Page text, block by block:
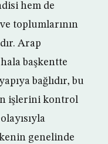
hem de
toplumlarının
Arap
başkentte
bağlıdır, bu
işlerini kontrol
genelinde